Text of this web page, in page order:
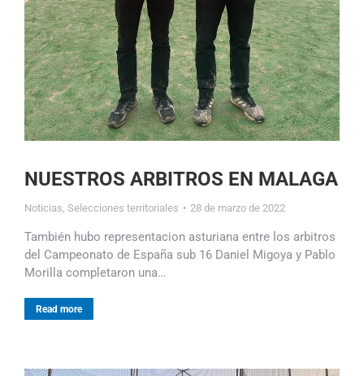
NUESTROS ARBITROS EN MALAGA
Noticias Selecciones territoriales 28 de marzo de 2022
También hubo representacion asturiana entre los arbitros
del Campeonato de España sub 16 Daniel Migoya y Pablo
Morilla completaron una…
Read more